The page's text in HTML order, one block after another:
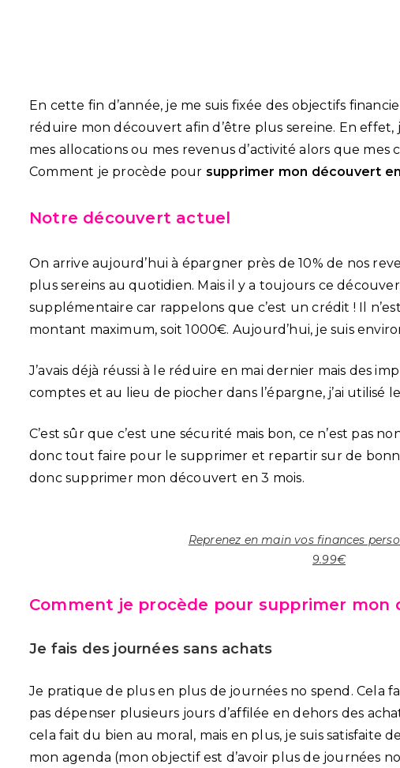
En cette fin d’année, je me suis fixée des objectifs
réduire mon découvert afin d’être plus sereine. En
mes allocations ou mes revenus d’activité alors que mes
Comment je procède pour supprimer mon découvert
Notre découvert actuel
On arrive aujourd’hui à épargner près de 10% de nos
plus sereins au quotidien. Mais il y a toujours ce
supplémentaire car rappelons que c’est un crédit ! Il
montant maximum, soit 1000€. Aujourd’hui, je suis
J’avais déjà réussi à le réduire en mai dernier mais des
comptes et au lieu de piocher dans l’épargne, j’ai utilisé
C’est sûr que c’est une sécurité mais bon, ce n’est pas
donc tout faire pour le supprimer et repartir sur de
donc supprimer mon découvert en 3 mois.
Reprenez en main vos finances
9.99€
Comment je procède pour supprimer mon
Je fais des journées sans achats
Je pratique de plus en plus de journées no spend. Cela
pas dépenser plusieurs jours d’affilée en dehors des
cela fait du bien au moral, mais en plus, je suis satisfaite
mon agenda (mon objectif est d’avoir plus de journées